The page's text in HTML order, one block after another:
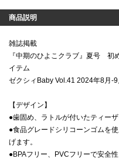
商品説明
雑誌掲載
『中期のひよこクラブ』夏号 初
イテム
ゼクシィBaby Vol.41 2024年8月-
【デザイン】
●歯固め、ラトルが付いたティーザ
●食品グレードシリコーンゴムを
げます。
●BPAフリー、PVCフリーで安全性